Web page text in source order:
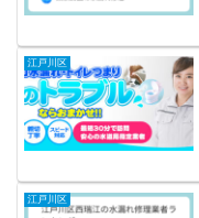
江戸川区
江戸川区